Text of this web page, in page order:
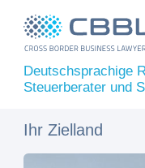
Deutschsprachige
Steuerberater und
Ihr Zielland